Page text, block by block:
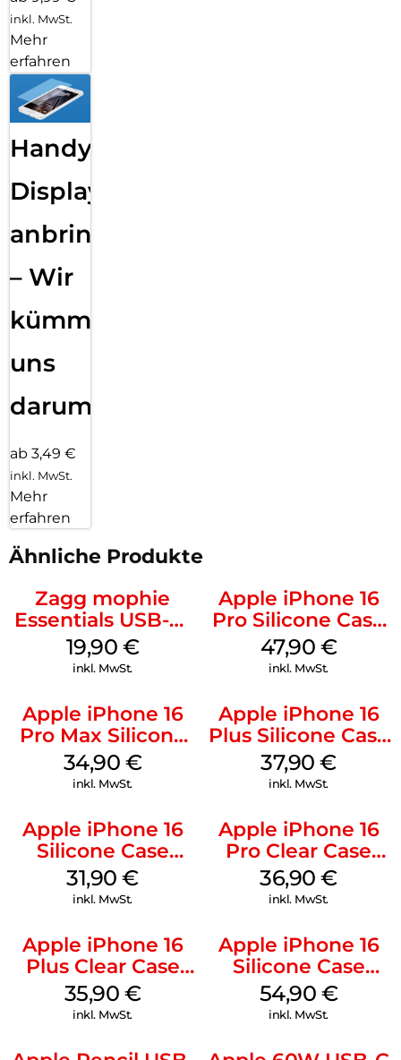
inkl. MwSt.
Mehr
erfahren
Handy
Displayfolie
anbringen
– Wir
kümmern
uns
darum!
ab 3,49 €
inkl. MwSt.
Mehr
erfahren
Ähnliche Produkte
Zagg mophie
Essentials USB-C-
20W Charger PD
Weiß
19,90 €
inkl. MwSt.
Apple iPhone 16
Pro Silicone Case
MagSafe Denim
47,90 €
inkl. MwSt.
Apple iPhone 16
Pro Max Silicone
Case MagSafe
Denim
34,90 €
inkl. MwSt.
Apple iPhone 16
Plus Silicone Case
MagSafe Lake
Green
37,90€
inkl. MwSt.
Apple iPhone 16
Silicone Case
MagSafe Fuchsia
31,90€
inkl. MwSt.
Apple iPhone 16
Pro Clear Case
MagSafe
Transparent
36,90€
inkl. MwSt.
Apple iPhone 16
Plus Clear Case
MagSafe
Transparent
35,90 €
inkl. MwSt.
Apple iPhone 16
Silicone Case
MagSafe Lake
Green
54,90 €
inkl. MwSt.